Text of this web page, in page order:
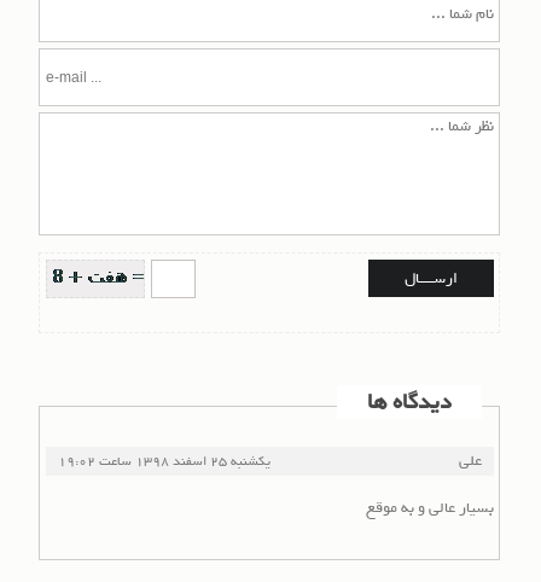
دیدگاه ها
علی یکشنبه 25 اسفند 1398 ساعت 19:02
بسیار عالی و به موقع